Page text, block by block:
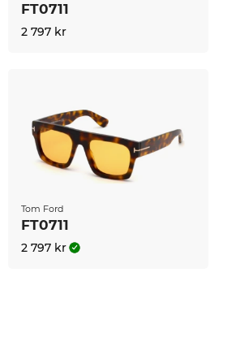
FT0711
2 797 kr
Tom Ford
FT0711
2 797 kr